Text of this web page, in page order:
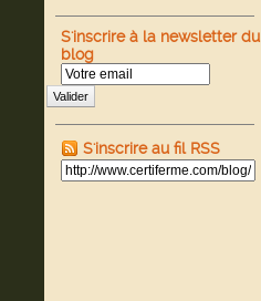
S'inscrire à la newsletter du
blog
Valider
S'inscrire au fil RSS